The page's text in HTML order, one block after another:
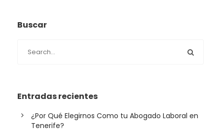
Buscar
Entradas recientes
¿Por Qué Elegirnos Como tu Abogado Laboral en
Tenerife?